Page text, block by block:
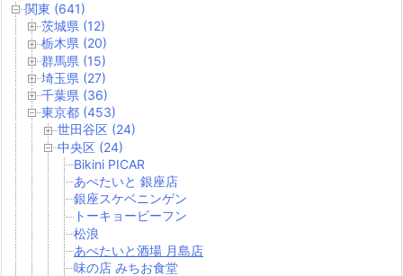
関東 (641)
茨城県 (12)
栃木県 (20)
群馬県 (15)
埼玉県 (27)
千葉県 (36)
東京都 (453)
世田谷区 (24)
中央区 (24)
Bikini PICAR
あぺたいと 銀座店
銀座スケベニンゲン
トーキョービーフン
松浪
あぺたいと酒場 月島店
味の店 みちお食堂